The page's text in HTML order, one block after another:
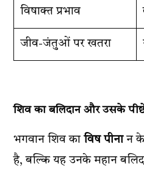
विषाक्त प्रभाव
जीव-जंतुओं पर खतरा
शिव का बलिदान और उसके
भगवान शिव काविष पीनान
है, बल्कि यह उनके महान